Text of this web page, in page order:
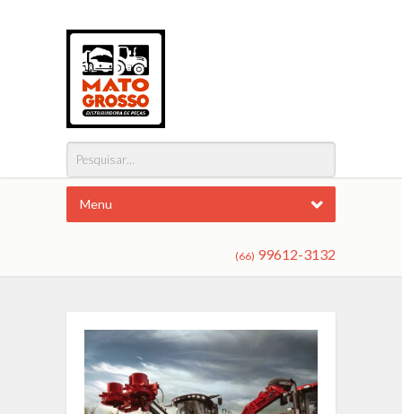
Menu
(66) 99612-3132